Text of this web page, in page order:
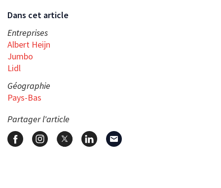
Dans cet article
Entreprises
Albert Heijn
Jumbo
Lidl
Géographie
Pays-Bas
Partager l'article